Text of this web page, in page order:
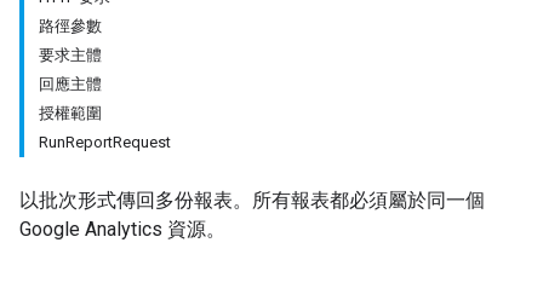
路徑參數
要求主體
回應主體
授權範圍
RunReportRequest
以批次形式傳回多份報表。所有報表都必須屬於同一個
Google Analytics 資源。